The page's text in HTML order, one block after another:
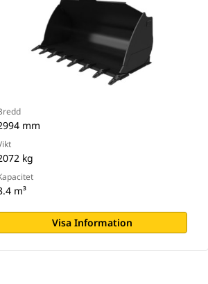
mm
kg
m³
Visa Information